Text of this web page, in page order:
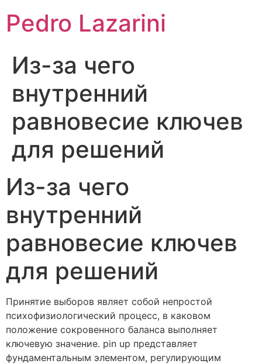
Pedro Lazarini
Из-за чего
внутренний
равновесие ключев
для решений
Из-за чего
внутренний
равновесие ключев
для решений
Принятие выборов являет собой непростой
психофизиологический процесс, в каковом
положение сокровенного баланса выполняет
ключевую значение. pin up представляет
фундаментальным элементом, регулирующим